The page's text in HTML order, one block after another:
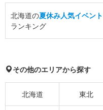
北海道の夏休み人気イベント
ランキング
その他のエリアから探す
北海道 東北